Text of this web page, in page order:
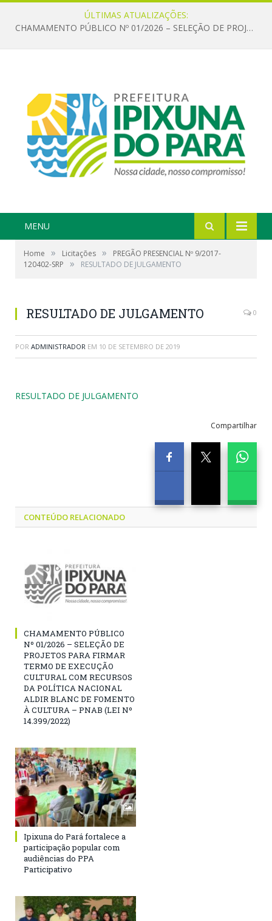
ÚLTIMAS ATUALIZAÇÕES:
CHAMAMENTO PÚBLICO Nº 01/2026 – SELEÇÃO DE PROJETOS PARA FIRMAR TERMO DE EXECUÇÃO CULTURAL COM RECURSOS DA POLÍTICA NACIONAL ALDIR BLANC DE FOMENTO À CULTURA – PNAB (LEI Nº 14.399/2022)
MENU
Home » Licitações »
PREGÃO PRESENCIAL Nº 9/2017-
120402-SRP
» RESULTADO DE JULGAMENTO
RESULTADO DE JULGAMENTO 0
POR ADMINISTRADOR EM 10 DE SETEMBRO DE 2019
RESULTADO DE JULGAMENTO
Compartilhar
CONTEÚDO RELACIONADO
CHAMAMENTO PÚBLICO
Nº 01/2026 – SELEÇÃO DE
PROJETOS PARA FIRMAR
TERMO DE EXECUÇÃO
CULTURAL COM RECURSOS
DA POLÍTICA NACIONAL
ALDIR BLANC DE FOMENTO
À CULTURA – PNAB (LEI Nº
14.399/2022)
Ipixuna do Pará fortalece a
participação popular com
audiências do PPA
Participativo